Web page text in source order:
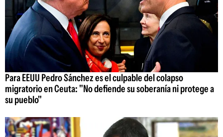
Para EEUU Pedro Sánchez es el culpable del colapso
migratorio en Ceuta: "No defiende su soberanía ni protege a
su pueblo"